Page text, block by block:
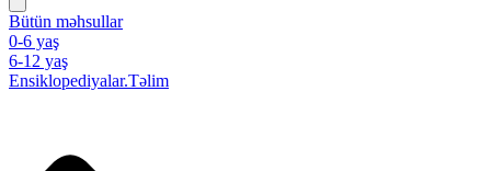
Bütün məhsullar
0-6 yaş
6-12 yaş
Ensiklopediyalar.Təlim